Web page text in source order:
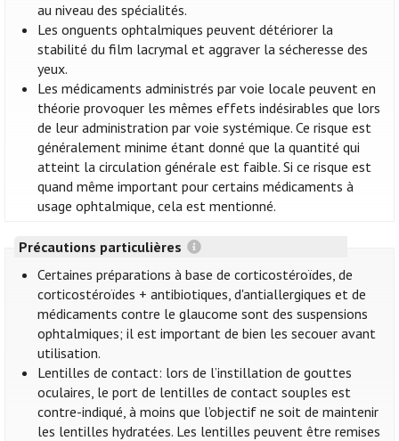
au niveau des spécialités.
Les onguents ophtalmiques peuvent détériorer la
stabilité du film lacrymal et aggraver la sécheresse des
yeux.
Les médicaments administrés par voie locale peuvent en
théorie provoquer les mêmes effets indésirables que lors
de leur administration par voie systémique. Ce risque est
généralement minime étant donné que la quantité qui
atteint la circulation générale est faible. Si ce risque est
quand même important pour certains médicaments à
usage ophtalmique, cela est mentionné.
Précautions particulières
Certaines préparations à base de corticostéroïdes, de
corticostéroïdes + antibiotiques, d'antiallergiques et de
médicaments contre le glaucome sont des suspensions
ophtalmiques; il est important de bien les secouer avant
utilisation.
Lentilles de contact: lors de l’instillation de gouttes
oculaires, le port de lentilles de contact souples est
contre-indiqué, à moins que l’objectif ne soit de maintenir
les lentilles hydratées. Les lentilles peuvent être remises